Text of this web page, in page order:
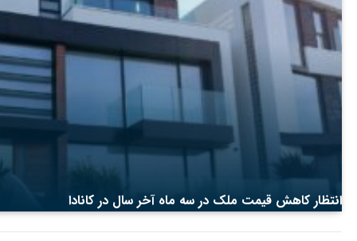
انتظار کاهش قیمت ملک در سه ماه آخر سال در کانادا